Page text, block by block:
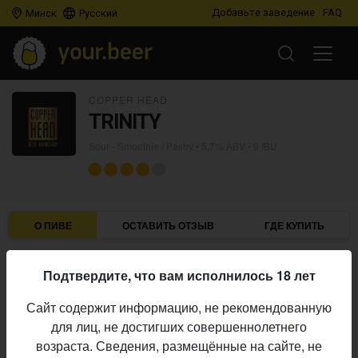
Минск Русский Добавьте заведение FAQ
TRINITY
О ПИВЕ ОСТАВИТЬ ОТЗЫВ ГДЕ КУПИТЬ
Пивоварня:
Алкоголь:
5,7%
Горечь:
9 IBU
Начало
Подтвердите, что вам исполнилось 18 лет
Сайт содержит информацию, не рекомендованную
для лиц, не достигших совершеннолетнего
возраста. Сведения, размещённые на сайте, не